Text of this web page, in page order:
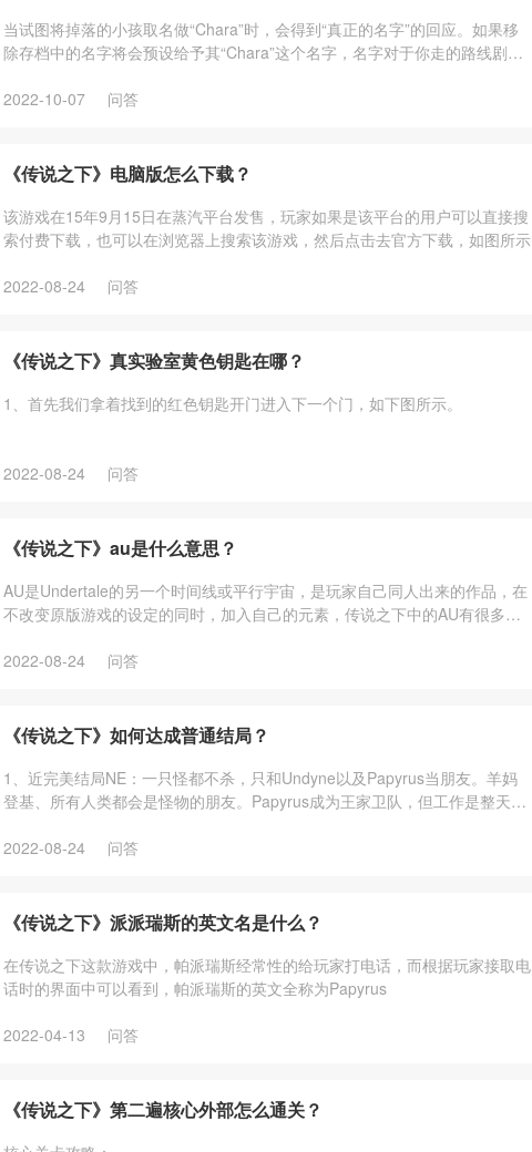
当试图将掉落的小孩取名做“Chara”时，会得到“真正的名字”的回应。如果移
除存档中的名字将会预设给予其“Chara”这个名字，名字对于你走的路线剧情
2022-10-07
问答
《传说之下》电脑版怎么下载？
该游戏在15年9月15日在蒸汽平台发售，玩家如果是该平台的用户可以直接搜
索付费下载，也可以在浏览器上搜索该游戏，然后点击去官方下载，如图所示
2022-08-24 问答
《传说之下》真实验室黄色钥匙在哪？
1、首先我们拿着找到的红色钥匙开门进入下一个门，如下图所示。
2022-08-24 问答
《传说之下》au是什么意思？
AU是Undertale的另一个时间线或平行宇宙，是玩家自己同人出来的作品，在
不改变原版游戏的设定的同时，加入自己的元素，传说之下中的AU有很多
2022-08-24
问答
《传说之下》如何达成普通结局？
1、近完美结局NE：一只怪都不杀，只和Undyne以及Papyrus当朋友。羊妈
登基、所有人类都会是怪物的朋友。Papyrus成为王家卫队，但工作是整天浇
2022-08-24
问答
《传说之下》派派瑞斯的英文名是什么？
在传说之下这款游戏中，帕派瑞斯经常性的给玩家打电话，而根据玩家接取电
话时的界面中可以看到，帕派瑞斯的英文全称为Papyrus
2022-04-13 问答
《传说之下》第二遍核心外部怎么通关？